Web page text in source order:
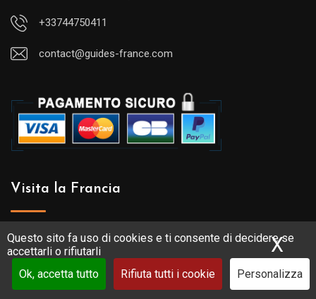
Questo sito fa uso di cookies e ti consente di decidere se
accettarli o rifiutarli
Ok, accetta tutto
Rifiuta tutti i cookie Personalizza
X
+33744750411
contact@guides-france.com
Visita la Francia
Attività in Francia (visite, tour)
Elenco delle guide turistiche